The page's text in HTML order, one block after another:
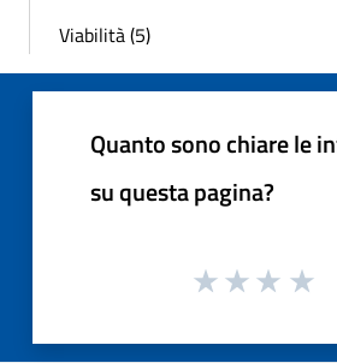
Viabilità (5)
Quanto sono chiare le
su questa pagina?